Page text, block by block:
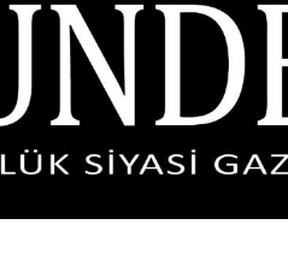
Canpolat ve Kaya, Mehmet
Mehmet Furkan Taşkıran, Tamer
Hafızlarına Ziyaret: Burhan İşliyen